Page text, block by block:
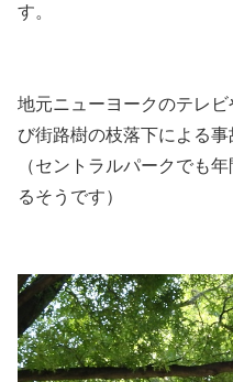
す。
地元ニューヨークのテレ
び街路樹の枝落下による事
（セントラルパークでも
るそうです）